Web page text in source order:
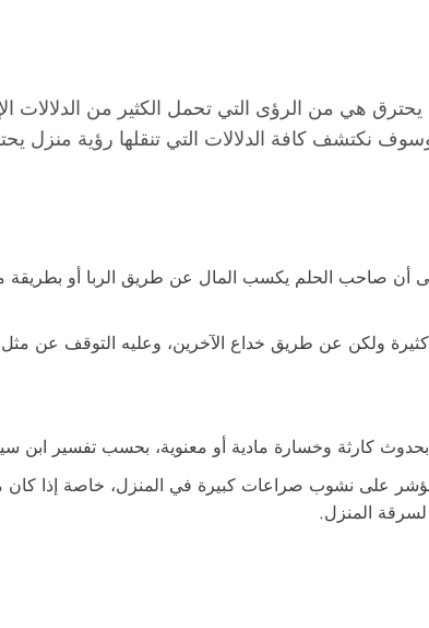
هي من الرؤى التي تحمل الكثير من الدلالات
وسوف نكتشف كافة الدلالات التي تنقلها رؤية منزل
أن صاحب الحلم يكسب المال عن طريق الربا أو بطريقة
ولكن عن طريق خداع الآخرين، وعليه التوقف عن مثل
بحدوث كارثة وخسارة مادية أو معنوية، بحسب تفسير ابن
على نشوب صراعات كبيرة في المنزل، خاصة إذا كان
المنزل.